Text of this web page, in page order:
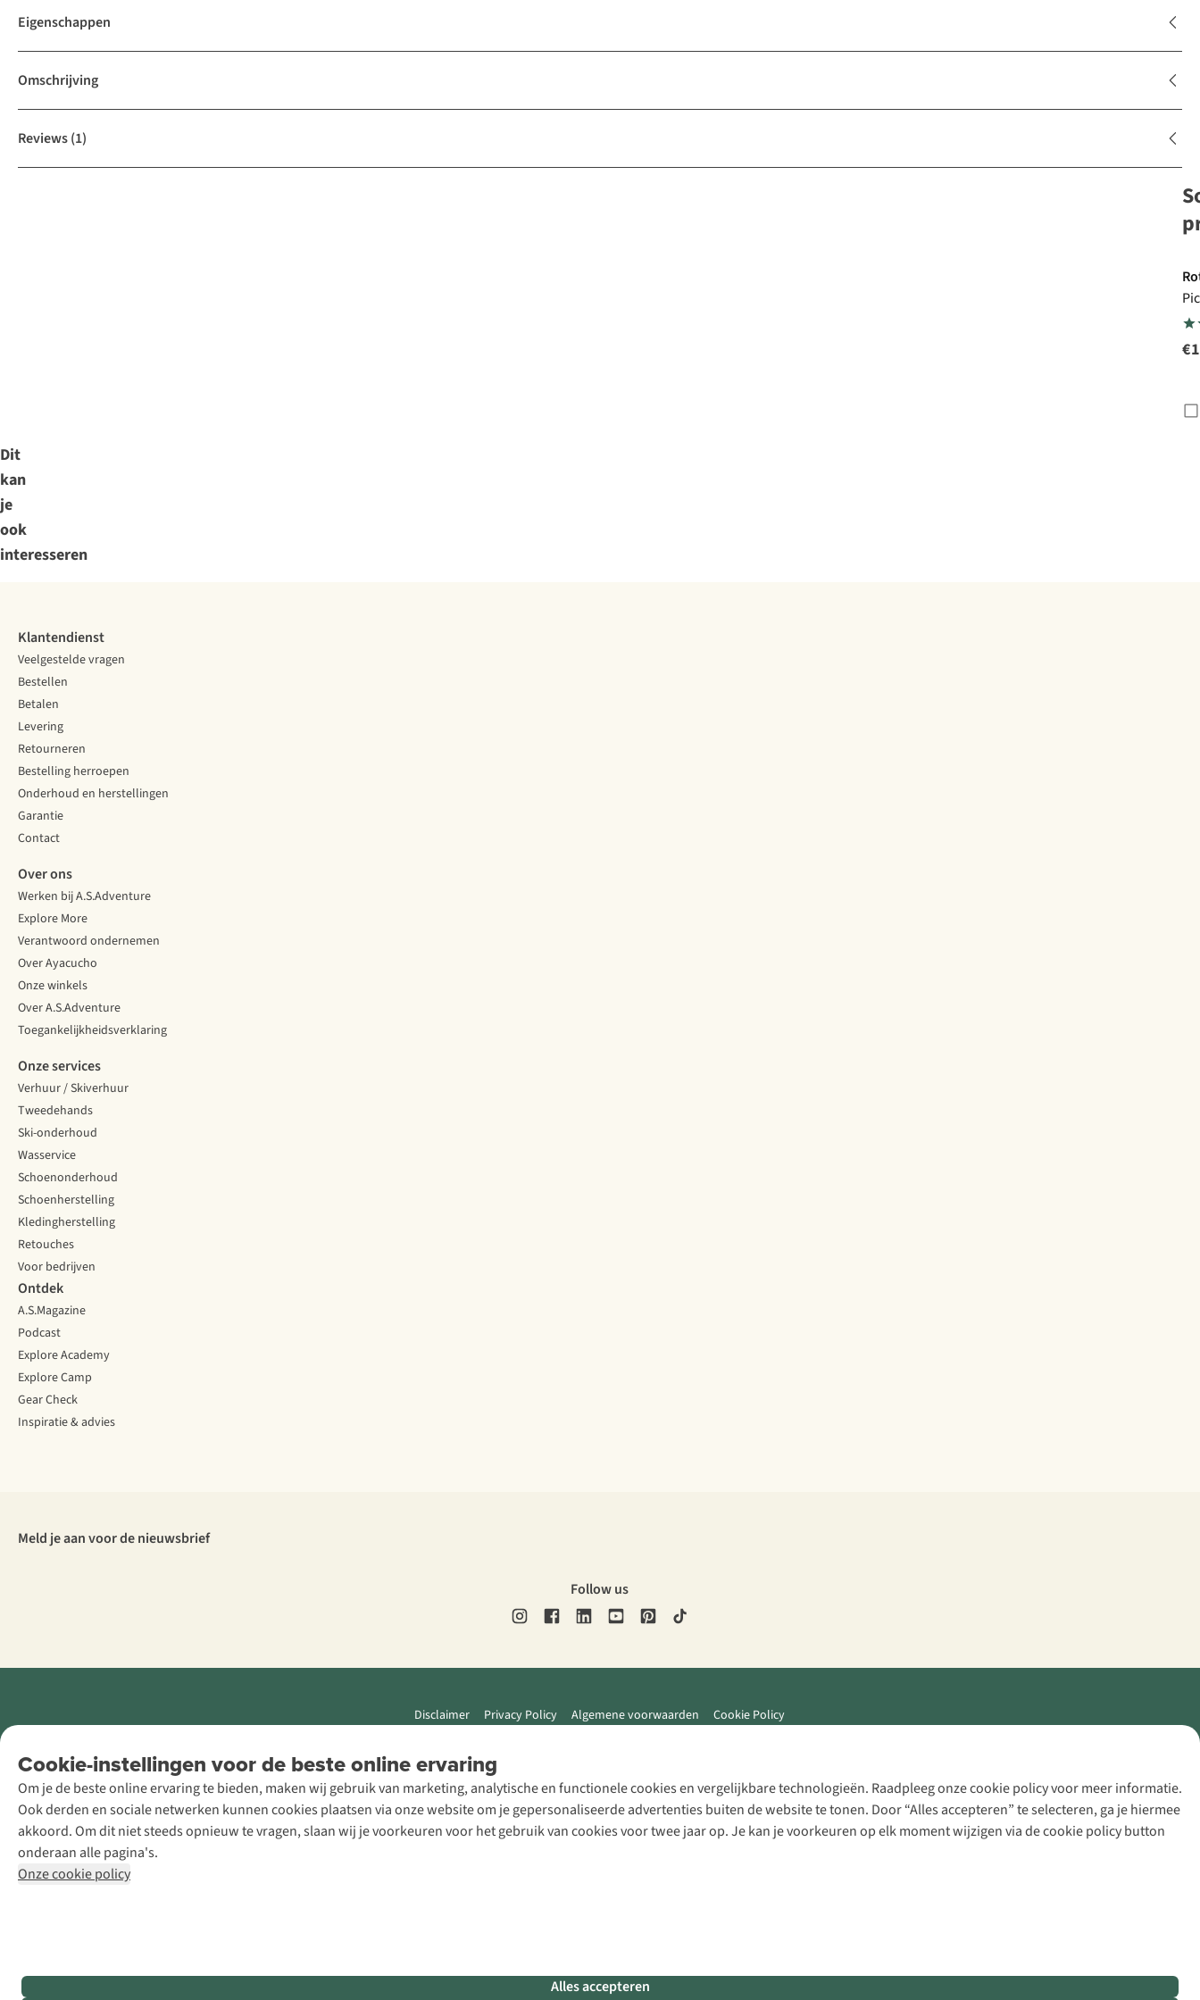
Eigenschappen
Omschrijving
Reviews(1)
50
Dit
kan
je
ook
interesseren
Cookie-instellingen voor de beste online ervaring
Om je de beste online ervaring te bieden, maken wij gebruik van marketing, analytische en functionele cookies en vergelijkbare technologieën. Raadpleeg onze cookie policy voor meer informatie.
Ook derden en sociale netwerken kunnen cookies plaatsen via onze website om je gepersonaliseerde advertenties buiten de website te tonen. Door “Alles accepteren” te selecteren, ga je hiermee
akkoord. Om dit niet steeds opnieuw te vragen, slaan wij je voorkeuren voor het gebruik van cookies voor twee jaar op. Je kan je voorkeuren op elk moment wijzigen via de cookie policy button
onderaan alle pagina's.
Onze cookie policy
Alles accepteren
Klantendienst
Veelgestelde vragen
Bestellen
Betalen
Levering
Retourneren
Bestelling herroepen
Onderhoud en herstellingen
Garantie
Contact
Over ons
Werken bij A.S.Adventure
Explore More
Verantwoord ondernemen
Over Ayacucho
Onze winkels
Over A.S.Adventure
Toegankelijkheidsverklaring
Onze services
Verhuur / Skiverhuur
Tweedehands
Ski-onderhoud
Wasservice
Schoenonderhoud
Schoenherstelling
Kledingherstelling
Retouches
Voor bedrijven
Ontdek
A.S.Magazine
Podcast
Explore Academy
Explore Camp
Gear Check
Inspiratie & advies
Meld je aan voor de nieuwsbrief
Follow us
Disclaimer Privacy Policy Algemene voorwaarden Cookie Policy
Retail Concepts
NV,
Smallandlaan
9, B-2660
Hoboken
+32 (0)3 828
30 15